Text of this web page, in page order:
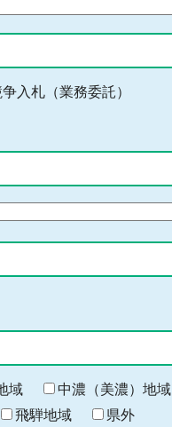
入札（業務委託）
域 中濃（美濃）地域
飛騨地域 県外